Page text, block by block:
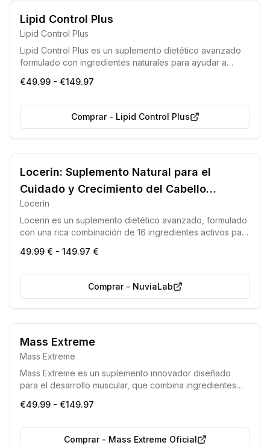
Sin organismos genéticamente modificados (GMO)
Adecuado para dietas veganas
Lipid Control Plus
Lipid Control Plus
Lipid Control Plus es un suplemento dietético avanzado
formulado con ingredientes naturales para ayudar a
bienestar cardiovascular, mejora la función hepática y
€49.99 - €149.97
Comprar- Lipid Control Plus
Producto 100% Original Alta Efectividad Comprobada
Locerin: Suplemento Natural para el
Cuidado y Crecimiento del Cabello
Femenino
Locerin
Locerin es un suplemento dietético avanzado, formulado
con una rica combinación de 16 ingredientes activos para
interior. Ideal para mujeres que buscan estimular el
y reducir la caída. Los resultados, como un cabello
visiblemente más sano y fuerte, pueden apreciarse en
49.99 € - 149.97 €
Comprar- NuviaLab
Mass Extreme
Mass Extreme
Mass Extreme es un suplemento innovador diseñado
para el desarrollo muscular, que combina ingredientes
resultados rápidos en el gimnasio, impulsando el
€49.99 - €149.97
Comprar- Mass Extreme Oficial